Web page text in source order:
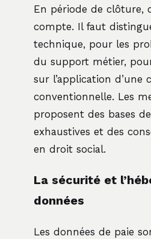
En période de clôture,
compte. Il faut
technique, pour les
du support métier,
sur l’application d’une
conventionnelle. Les
proposent des bases
exhaustives et des
en droit social.
La sécurité et
données
Les données de paie